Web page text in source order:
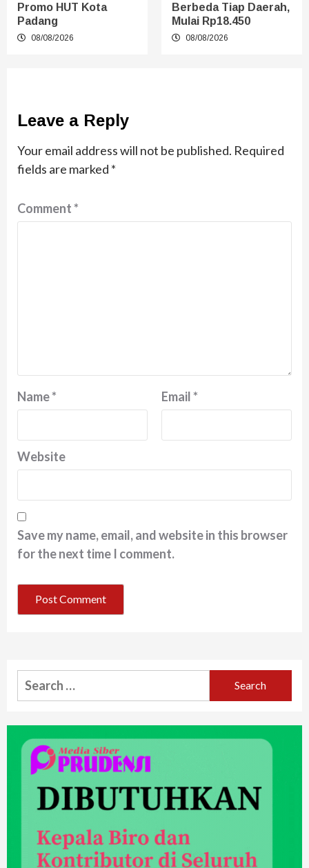
Promo HUT Kota
Padang
08/08/2026
Berbeda Tiap Daerah,
Mulai Rp18.450
08/08/2026
Leave a Reply
Your email address will not be published. Required
fields are marked *
Comment*
Name* Email*
Website
Save my name, email, and website in this browser
for the next time I comment.